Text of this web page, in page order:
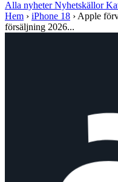
Alla nyheterNyhetskällor
Hem › iPhone 18 › Apple
försäljning 2026...